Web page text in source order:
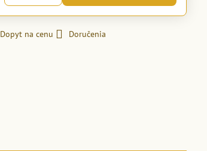
Dopyt na cenu Doručenia